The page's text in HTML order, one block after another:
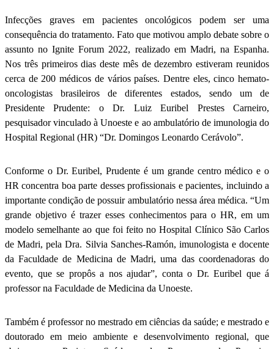
Infecções graves em pacientes oncológicos podem ser uma
consequência do tratamento. Fato que motivou amplo debate sobre o
assunto no Ignite Forum 2022, realizado em Madri, na Espanha.
Nos três primeiros dias deste mês de dezembro estiveram reunidos
cerca de 200 médicos de vários países. Dentre eles, cinco hemato-
oncologistas brasileiros de diferentes estados, sendo um de
Presidente Prudente: o Dr. Luiz Euribel Prestes Carneiro,
pesquisador vinculado à Unoeste e ao ambulatório de imunologia do
Hospital Regional (HR) “Dr. Domingos Leonardo Cerávolo”.
Conforme o Dr. Euribel, Prudente é um grande centro médico e o
HR concentra boa parte desses profissionais e pacientes, incluindo a
importante condição de possuir ambulatório nessa área médica. “Um
grande objetivo é trazer esses conhecimentos para o HR, em um
modelo semelhante ao que foi feito no Hospital Clínico São Carlos
de Madri, pela Dra. Silvia Sanches-Ramón, imunologista e docente
da Faculdade de Medicina de Madri, uma das coordenadoras do
evento, que se propôs a nos ajudar”, conta o Dr. Euribel que á
professor na Faculdade de Medicina da Unoeste.
Também é professor no mestrado em ciências da saúde; e mestrado e
doutorado em meio ambiente e desenvolvimento regional, que